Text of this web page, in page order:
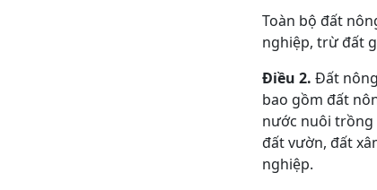
Toàn bộ đất
nghiệp, trừ đất
Điều 2. Đất
bao gồm đất
nước nuôi trồng
đất vườn, đất
nghiệp.